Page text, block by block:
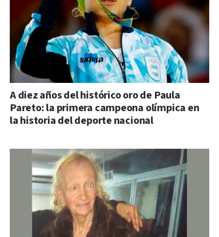
A diez años del histórico oro de Paula
Pareto: la primera campeona olímpica en
la historia del deporte nacional